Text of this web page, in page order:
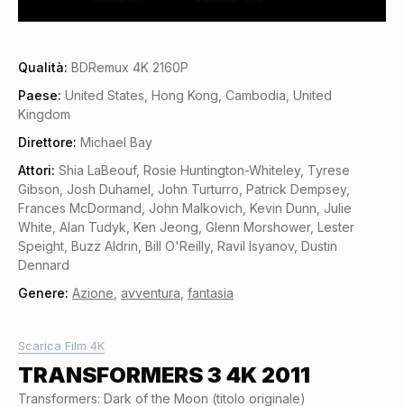
Qualità: BDRemux 4K 2160P
Paese: United States, Hong Kong, Cambodia, United
Kingdom
Direttore: Michael Bay
Attori: Shia LaBeouf, Rosie Huntington-Whiteley, Tyrese
Gibson, Josh Duhamel, John Turturro, Patrick Dempsey,
Frances McDormand, John Malkovich, Kevin Dunn, Julie
White, Alan Tudyk, Ken Jeong, Glenn Morshower, Lester
Speight, Buzz Aldrin, Bill O'Reilly, Ravil Isyanov, Dustin
Dennard
Genere: Azione avventura fantasia
Scarica Film 4K
TRANSFORMERS 3 4K 2011
Transformers: Dark of the Moon (titolo originale)